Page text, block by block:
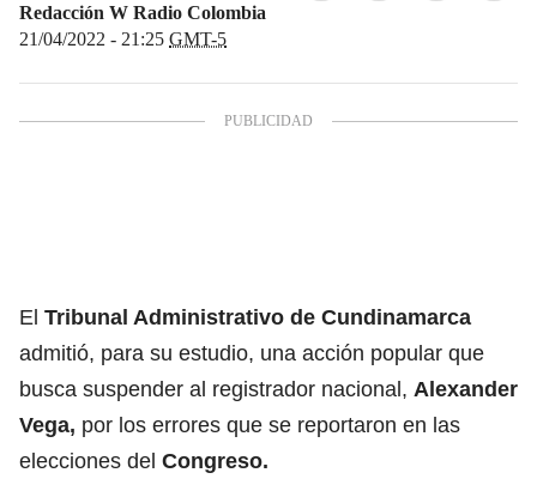
Redacción W Radio Colombia
21/04/2022 - 21:25 GMT-5
El Tribunal Administrativo de Cundinamarca
admitió, para su estudio, una acción popular que
busca suspender al registrador nacional, Alexander
Vega, por los errores que se reportaron en las
elecciones del Congreso.